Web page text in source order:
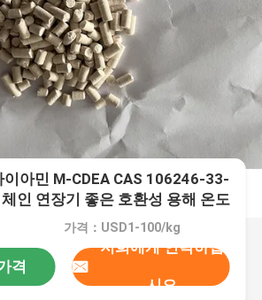
이아민 M-CDEA CAS 106246-33-
인 연장기 좋은 호환성 용해 온도
온도 저항 180°C가격：USD1-100/kg
격
저희에게 연락하십
시오